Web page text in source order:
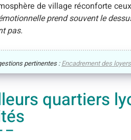
de village réconforte
prend souvent le
pas.
pertinentes :Encadrement des
quartiers